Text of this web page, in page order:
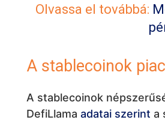
Olvassa el továbbá:
A stablecoinok
A stablecoinok
DefiLlama adatai szerint a